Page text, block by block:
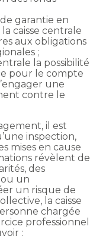
garantie en
caisse centrale
aux obligations
;
la possibilité
pour le compte
une
contre le
il est
inspection,
mises en cause
révèlent de
des
un
un risque de
la caisse
chargée
professionnel
: